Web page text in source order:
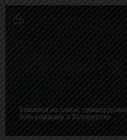
Ховався на сосні:
біля кордону з Білоруссю